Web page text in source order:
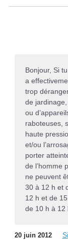
Bonjour, Si
a
trop
de jardinage,
ou
raboteuses,
haute
et/ou
porter
de l’homme
ne peuvent
30 à 12 h et
12 h et de
de 10 h à 12
20 juin 2012